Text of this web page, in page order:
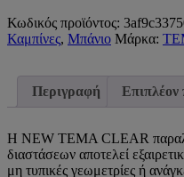
ΔΙΑΣΤΑΣΕΩΝ
NEW
ΠΑΡΑΛΛΗΛΟΓΡΑΜΜΗ
ΜΕ
ΚΡΥΣΤΑΛΛΟ
ποσότητα
Κωδικός προϊόντος:
Καμπίνες, Μπάνιο Μάρκα:
Περιγραφή Επιπλέον
Η NEW TEMA CLEAR
διαστάσεων αποτελεί
μη τυπικές γεωμετρίες ή